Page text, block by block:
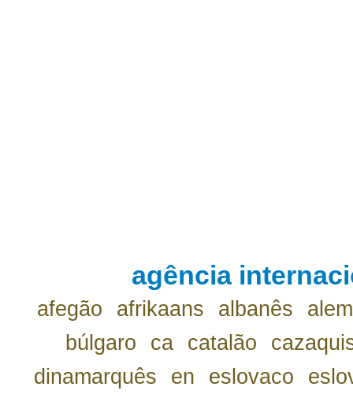
agência
afegão afrikaans albanês
búlgaro
ca catalão
dinamarquês
en eslovaco